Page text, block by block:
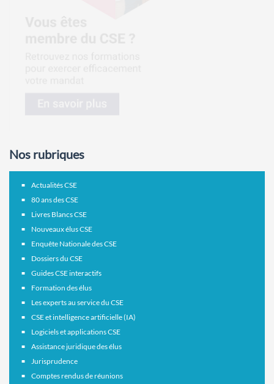
Nos rubriques
Actualités CSE
80 ans des CSE
Livres Blancs CSE
Nouveaux élus CSE
Enquête Nationale des CSE
Dossiers du CSE
Guides CSE interactifs
Formation des élus
Les experts au service du CSE
CSE et intelligence artificielle (IA)
Logiciels et applications CSE
Assistance juridique des élus
Jurisprudence
Comptes rendus de réunions